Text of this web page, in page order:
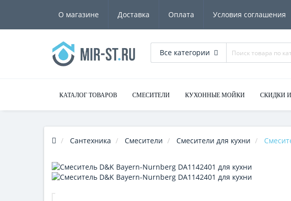
О магазине Доставка Оплата Условия соглашения
Все категории
КАТАЛОГ ТОВАРОВ СМЕСИТЕЛИ КУХОННЫЕ МОЙКИ СКИДКИ
Сантехника Смесители Смесители для кухни